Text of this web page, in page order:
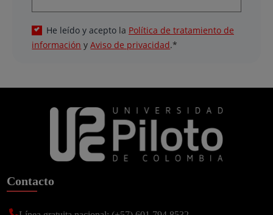
Programas UniPiloto Modelo Virtual Blog
Calendario
Reglamento Estudiantil de Pregrado
Términos y Condiciones de Campañas
Nuestras redes sociales